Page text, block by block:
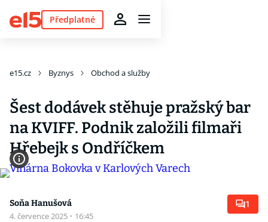
Předplatné
e15.cz Byznys Obchod a služby
Šest dodávek stěhuje pražský bar
na KVIFF. Podnik založili filmaři
Hřebejk s Ondříčkem
Soňa Hanušová
4. července 2025 · 16:45
1